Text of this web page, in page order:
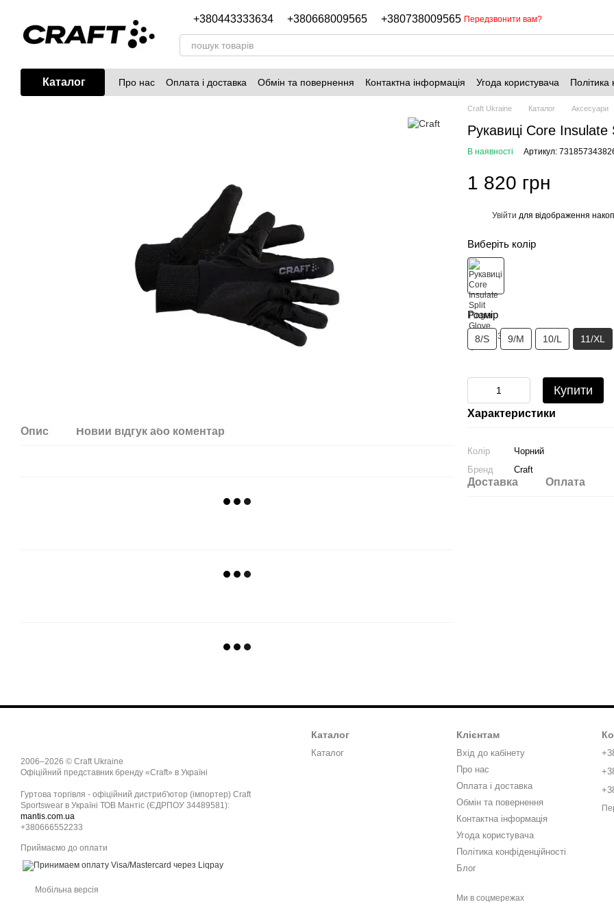
+380443333634 +380668009565 +380738009565 Передзвонити вам?
Каталог Про нас Оплата і доставка Обмін та повернення Контактна інформація Угода користувача Політика
Опис Новий відгук або коментар
Craft Ukraine Каталог Аксесуари
Рукавиці Core
В наявності Артикул:
1 820 грн
Увійти для відображення
Виберіть колір
Розмір
8/S 9/M 10/L 11/XL
Купити
Характеристики
Колір
Чорний
Бренд
Craft
Доставка Оплата
2006–2026 © Craft Ukraine
Офіційний представник бренду «Craft» в Україні
Гуртова торгівля - офіційний дистриб'ютор (імпортер) Craft
Sportswear в Україні ТОВ Мантіс (ЄДРПОУ 34489581):
mantis.com.ua
+380666552233
Приймаємо до оплати
Мобільна версія
Каталог
Каталог
Клієнтам
Вхід до кабінету
Про нас
Оплата і доставка
Обмін та повернення
Контактна інформація
Угода користувача
Політика конфіденційності
Блог
Ми в соцмережах